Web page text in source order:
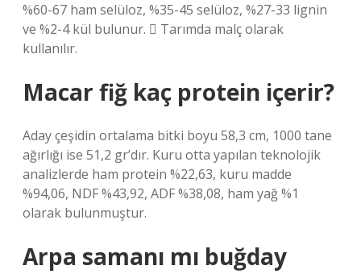
%60-67 ham selüloz, %35-45 selüloz, %27-33 lignin
ve %2-4 kül bulunur.  Tarımda malç olarak
kullanılır.
Macar fiğ kaç protein içerir?
Aday çeşidin ortalama bitki boyu 58,3 cm, 1000 tane
ağırlığı ise 51,2 gr’dır. Kuru otta yapılan teknolojik
analizlerde ham protein %22,63, kuru madde
%94,06, NDF %43,92, ADF %38,08, ham yağ %1
olarak bulunmuştur.
Arpa samanı mı buğday